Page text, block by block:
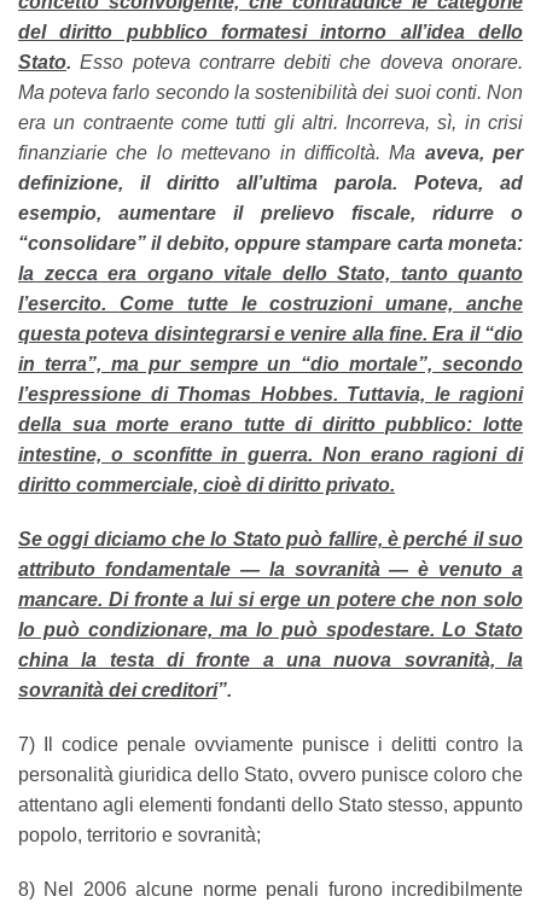
del diritto pubblico formatesi intorno all’idea dello
Stato.Esso poteva contrarre debiti che doveva onorare.
Ma poteva farlo secondo la sostenibilità dei suoi conti. Non
era un contraente come tutti gli altri. Incorreva, sì, in crisi
finanziarie che lo mettevano in difficoltà. Ma aveva, per
definizione, il diritto all’ultima parola. Poteva, ad
esempio, aumentare il prelievo fiscale, ridurre o
“consolidare” il debito, oppure stampare carta moneta:
la zecca era organo vitale dello Stato, tanto quanto
l’esercito. Come tutte le costruzioni umane, anche
questa poteva disintegrarsi e venire alla fine. Era il “dio
in terra”, ma pur sempre un “dio mortale”, secondo
l’espressione di Thomas Hobbes. Tuttavia, le ragioni
della sua morte erano tutte di diritto pubblico: lotte
intestine, o sconfitte in guerra. Non erano ragioni di
diritto commerciale, cioè di diritto privato.
Se oggi diciamo che lo Stato può fallire, è perché il suo
attributo fondamentale — la sovranità — è venuto a
mancare. Di fronte a lui si erge un potere che non solo
lo può condizionare, ma lo può spodestare. Lo Stato
china la testa di fronte a una nuova sovranità, la
sovranità dei creditori”.
7) Il codice penale ovviamente punisce i delitti contro la
personalità giuridica dello Stato, ovvero punisce coloro che
attentano agli elementi fondanti dello Stato stesso, appunto
popolo, territorio e sovranità;
8) Nel 2006 alcune norme penali furono incredibilmente